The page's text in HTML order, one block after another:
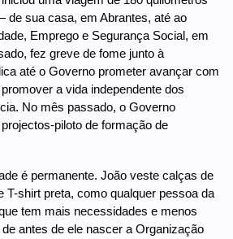
de sua casa, em Abrantes, até ao
Emprego e Segurança Social, em
fez greve de fome junto à
até o Governo prometer avançar com
a vida independente dos
No mês passado, o Governo
piloto de formação de
é permanente. João veste calças de
T-shirt preta, como qualquer pessoa da
tem mais necessidades e menos
antes de ele nascer a Organização